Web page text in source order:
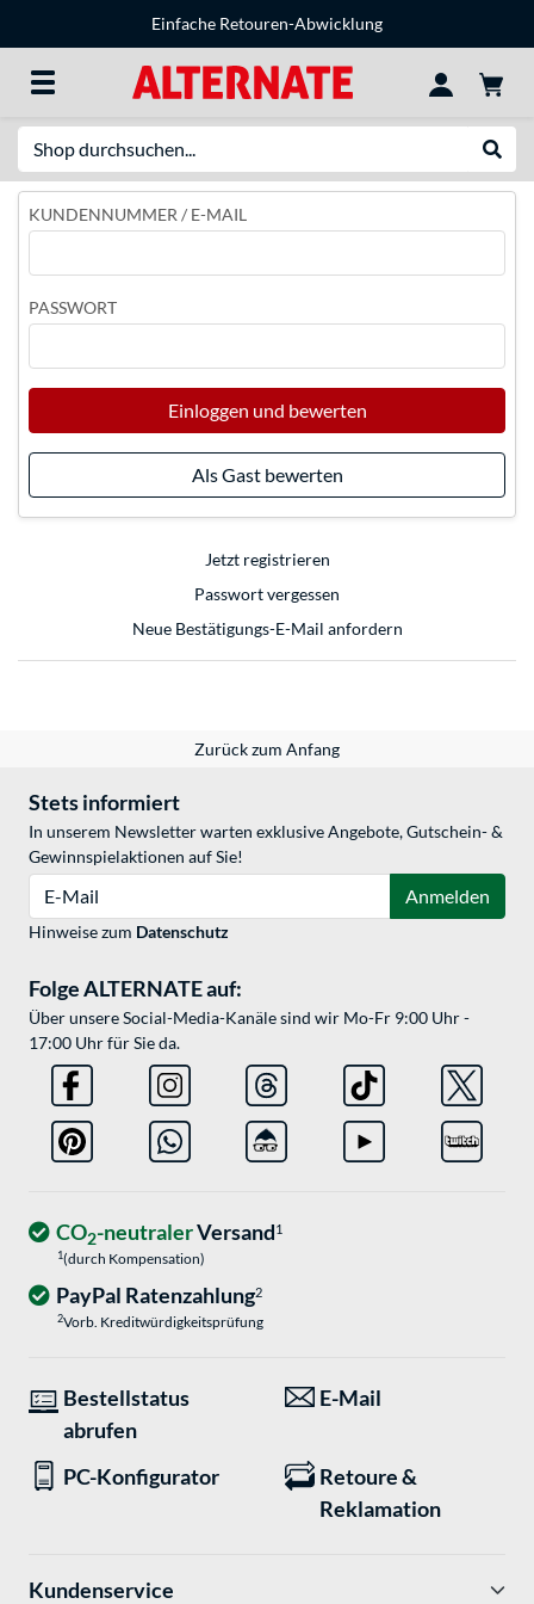
Einfache Retouren-Abwicklung
KUNDENNUMMER / E-MAIL
PASSWORT
Einloggen und bewerten
Als Gast bewerten
Jetzt registrieren
Passwort vergessen
Neue Bestätigungs-E-Mail anfordern
Zurück zum Anfang
Stets informiert
In unserem Newsletter warten exklusive Angebote, Gutschein- &
Gewinnspielaktionen auf Sie!
Anmelden
Hinweise zum Datenschutz
Folge ALTERNATE auf:
Über unsere Social-Media-Kanäle sind wir Mo-Fr 9:00 Uhr -
17:00 Uhr für Sie da.
CO2-neutralerVersand1
1(durch Kompensation)
PayPal Ratenzahlung2
2Vorb. Kreditwürdigkeitsprüfung
Bestellstatus
abrufen
E-Mail
PC-Konfigurator
Retoure &
Reklamation
Kundenservice